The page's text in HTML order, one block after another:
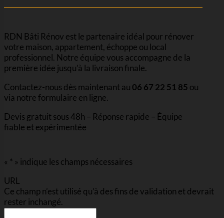
RDN Bâti Rénov est le partenaire idéal pour rénover
votre maison, appartement, échoppe ou local
professionnel. Notre équipe vous accompagne de la
première idée jusqu’à la livraison finale.
Contactez-nous dès maintenant au 06 67 22 51 85 ou
via notre formulaire en ligne.
Devis gratuit sous 48h – Réponse rapide – Équipe
fiable et expérimentée
« * » indique les champs nécessaires
URL
Ce champ n’est utilisé qu’à des fins de validation et devrait
rester inchangé.